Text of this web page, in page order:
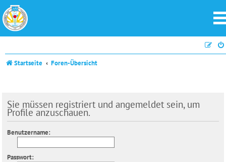
Startseite Foren-Übersicht
Sie müssen registriert und angemeldet sein, um
Profile anzuschauen.
Benutzername:
Passwort: